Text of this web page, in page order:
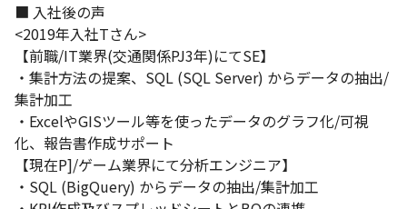
■ 入社後の声
<2019年入社Tさん>
【前職/IT業界(交通関係PJ3年)にてSE】
・集計方法の提案、SQL (SQL Server) からデータの抽出/
集計加工
・ExcelやGISツール等を使ったデータのグラフ化/可視
化、報告書作成サポート
【現在P]/ゲーム業界にて分析エンジニア】
・SQL (BigQuery) からデータの抽出/集計加工